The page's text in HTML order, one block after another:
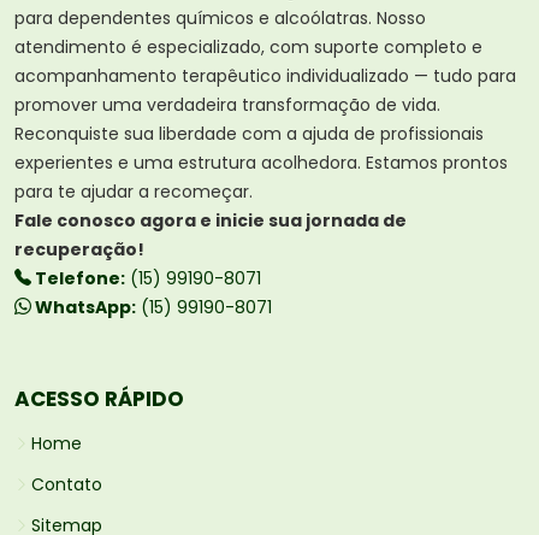
para dependentes químicos e alcoólatras. Nosso
atendimento é especializado, com suporte completo e
acompanhamento terapêutico individualizado — tudo para
promover uma verdadeira transformação de vida.
Reconquiste sua liberdade com a ajuda de profissionais
experientes e uma estrutura acolhedora. Estamos prontos
para te ajudar a recomeçar.
Fale conosco agora e inicie sua jornada de
recuperação!
Telefone: (15) 99190-8071
WhatsApp: (15) 99190-8071
ACESSO RÁPIDO
Home
Contato
Sitemap